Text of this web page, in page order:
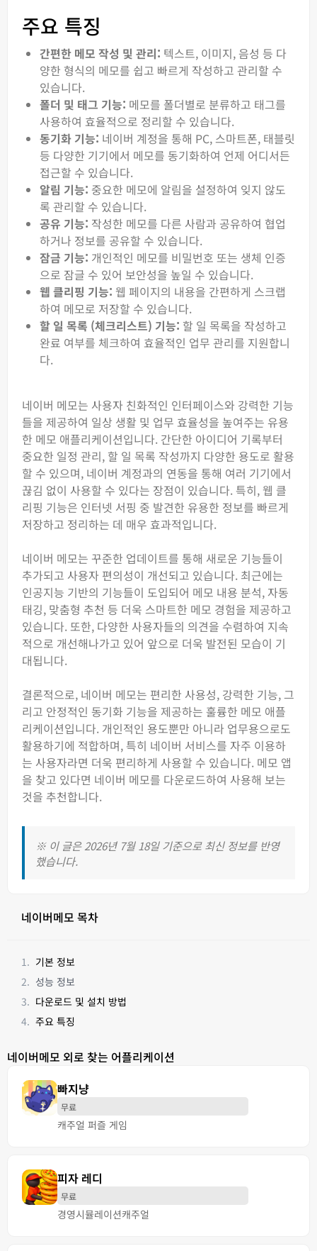
주요 특징
간편한 메모 작성 및 관리: 텍스트, 이미지, 음성 등 다
양한 형식의 메모를 쉽고 빠르게 작성하고 관리할 수
있습니다.
폴더 및 태그 기능: 메모를 폴더별로 분류하고 태그를
사용하여 효율적으로 정리할 수 있습니다.
동기화 기능: 네이버 계정을 통해 PC, 스마트폰, 태블릿
등 다양한 기기에서 메모를 동기화하여 언제 어디서든
접근할 수 있습니다.
알림 기능: 중요한 메모에 알림을 설정하여 잊지 않도
록 관리할 수 있습니다.
공유 기능: 작성한 메모를 다른 사람과 공유하여 협업
하거나 정보를 공유할 수 있습니다.
잠금 기능: 개인적인 메모를 비밀번호 또는 생체 인증
으로 잠글 수 있어 보안성을 높일 수 있습니다.
웹 클리핑 기능: 웹 페이지의 내용을 간편하게 스크랩
하여 메모로 저장할 수 있습니다.
할 일 목록 (체크리스트) 기능: 할 일 목록을 작성하고
완료 여부를 체크하여 효율적인 업무 관리를 지원합니
다.
네이버 메모는 사용자 친화적인 인터페이스와 강력한 기능
들을 제공하여 일상 생활 및 업무 효율성을 높여주는 유용
한 메모 애플리케이션입니다. 간단한 아이디어 기록부터
중요한 일정 관리, 할 일 목록 작성까지 다양한 용도로 활용
할 수 있으며, 네이버 계정과의 연동을 통해 여러 기기에서
끊김 없이 사용할 수 있다는 장점이 있습니다. 특히, 웹 클
리핑 기능은 인터넷 서핑 중 발견한 유용한 정보를 빠르게
저장하고 정리하는 데 매우 효과적입니다.
네이버 메모는 꾸준한 업데이트를 통해 새로운 기능들이
추가되고 사용자 편의성이 개선되고 있습니다. 최근에는
인공지능 기반의 기능들이 도입되어 메모 내용 분석, 자동
태깅, 맞춤형 추천 등 더욱 스마트한 메모 경험을 제공하고
있습니다. 또한, 다양한 사용자들의 의견을 수렴하여 지속
적으로 개선해나가고 있어 앞으로 더욱 발전된 모습이 기
대됩니다.
결론적으로, 네이버 메모는 편리한 사용성, 강력한 기능, 그
리고 안정적인 동기화 기능을 제공하는 훌륭한 메모 애플
리케이션입니다. 개인적인 용도뿐만 아니라 업무용으로도
활용하기에 적합하며, 특히 네이버 서비스를 자주 이용하
는 사용자라면 더욱 편리하게 사용할 수 있습니다. 메모 앱
을 찾고 있다면 네이버 메모를 다운로드하여 사용해 보는
것을 추천합니다.
※ 이 글은 2026년 7월 18일 기준으로 최신 정보를 반영
했습니다.
네이버메모 목차
기본 정보
성능 정보
다운로드 및 설치 방법
주요 특징
네이버메모 외로 찾는 어플리케이션
빠지냥
무료
캐주얼 퍼즐 게임
피자 레디
무료
경영시뮬레이션캐주얼